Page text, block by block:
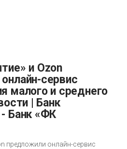
сервис
малого и среднего
| Банк
Банк «ФК
предложили онлайн-сервис